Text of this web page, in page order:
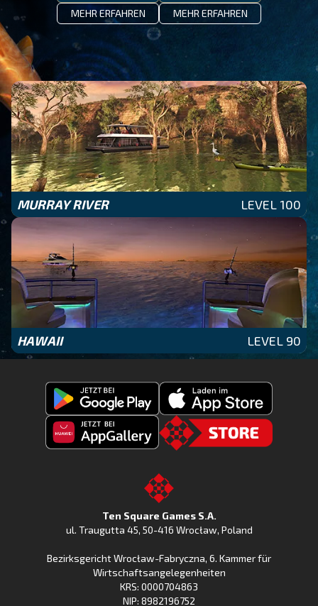
MEHR ERFAHREN MEHR ERFAHREN
MURRAY RIVER LEVEL 100
HAWAII LEVEL 90
Fishing
Clash
Laden
Fishing
im
Apple
Store
Huawei
Gallery
to
the
Ten Square Games S.A.
ul. Traugutta 45, 50-416 Wrocław, Poland
Bezirksgericht Wrocław-Fabryczna, 6. Kammer für
Wirtschaftsangelegenheiten
KRS: 0000704863
NIP: 8982196752